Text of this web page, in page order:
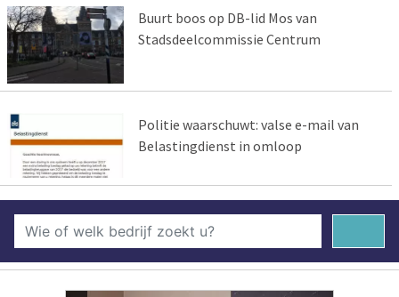
Buurt boos op DB-lid Mos van
Stadsdeelcommissie Centrum
Politie waarschuwt: valse e-mail van
Belastingdienst in omloop